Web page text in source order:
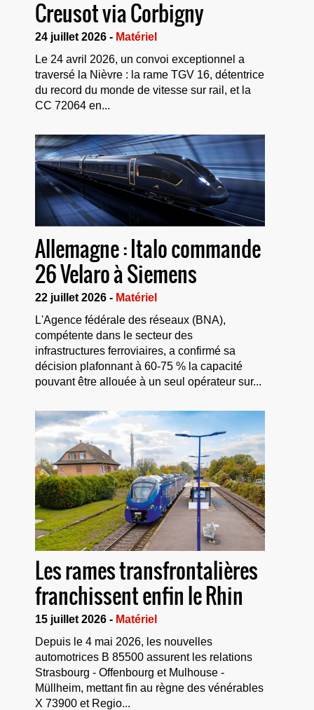
Creusot via Corbigny
24 juillet 2026 - Matériel
Le 24 avril 2026, un convoi exceptionnel a
traversé la Nièvre : la rame TGV 16, détentrice
du record du monde de vitesse sur rail, et la
CC 72064 en...
Allemagne : Italo commande
26 Velaro à Siemens
22 juillet 2026 - Matériel
L'Agence fédérale des réseaux (BNA),
compétente dans le secteur des
infrastructures ferroviaires, a confirmé sa
décision plafonnant à 60-75 % la capacité
pouvant être allouée à un seul opérateur sur...
Les rames transfrontalières
franchissent enfin le Rhin
15 juillet 2026 - Matériel
Depuis le 4 mai 2026, les nouvelles
automotrices B 85500 assurent les relations
Strasbourg - Offenbourg et Mulhouse -
Müllheim, mettant fin au règne des vénérables
X 73900 et Regio...